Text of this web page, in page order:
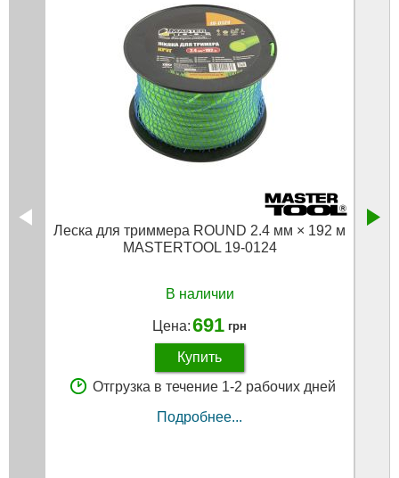
Леска для триммера ROUND 2.4 мм × 192 м
MASTERTOOL 19-0124
В наличии
Цена:691 грн
Купить
Отгрузка в течение 1-2 рабочих дней
Подробнее...